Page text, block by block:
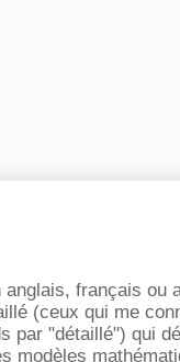
français ou
(ceux qui me
par "détaillé") qui
modèles